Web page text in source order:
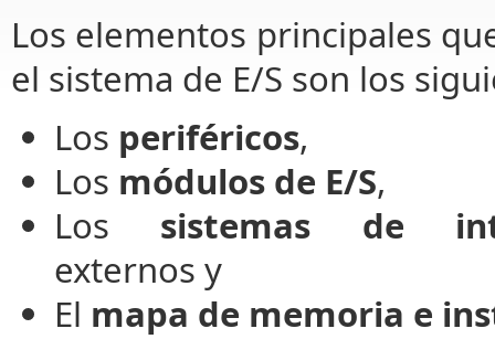
Los elementos principales
el sistema de E/S son los
Los periféricos,
Los módulos de E/S,
Los sistemas de
externos y
El mapa de memoria e